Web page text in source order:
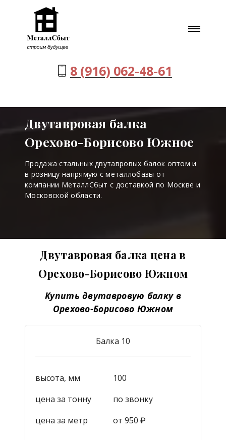
8 (916) 062-48-61
Двутавровая балка
Орехово-Борисово Южное
Продажа стальных двутавровых балок оптом и
в розницу напрямую с металлобазы от
компании МеталлСбыт с доставкой по Москве и
Московской области.
Двутавровая балка цена в
Орехово-Борисово Южном
Купить двутавровую балку в
Орехово-Борисово Южном
Балка 10
высота, мм
100
цена за тонну
по звонку
цена за метр
от 950 ₽